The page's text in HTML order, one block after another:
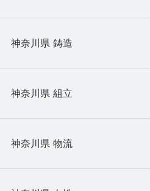
神奈川県 鋳造
神奈川県 組立
神奈川県 物流